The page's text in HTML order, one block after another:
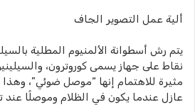
ألية عمل التصوير الجاف
يتم رش أسطوانة الألمنيوم المطلية
نقاط على جهاز يسمى كوروترون،
مثيرة للاهتمام إنها “موصل ضوئي”،
عازل عندما يكون في الظلام وموصلًا